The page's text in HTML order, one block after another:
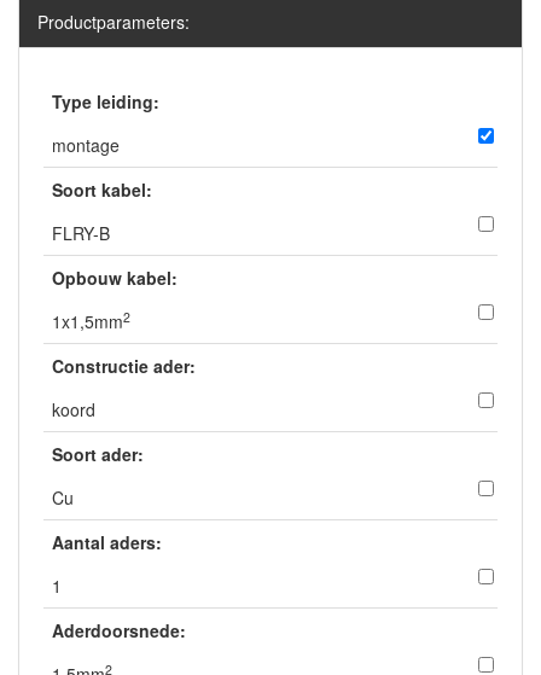
Productparameters:
Type leiding:
montage
Soort kabel:
FLRY-B
Opbouw kabel:
1x1,5mm2
Constructie ader:
koord
Soort ader:
Cu
Aantal aders:
1
Aderdoorsnede:
2